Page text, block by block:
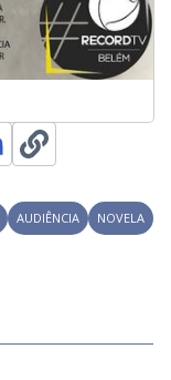
AUDIÊNCIA
NOVELA